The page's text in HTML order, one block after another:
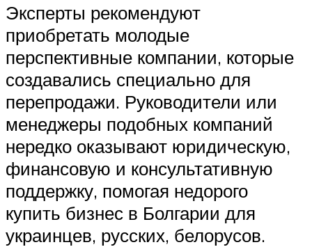
Эксперты рекомендуют
приобретать молодые
перспективные компании, которые
создавались специально для
перепродажи. Руководители или
менеджеры подобных компаний
нередко оказывают юридическую,
финансовую и консультативную
поддержку, помогая недорого
купить бизнес в Болгарии для
украинцев, русских, белорусов.